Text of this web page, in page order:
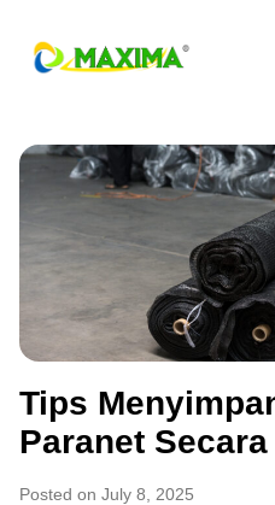
Tips
Paranet
Posted on July 8, 2025